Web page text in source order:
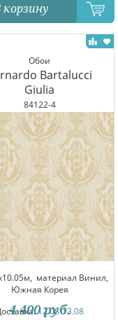
корзину
Обои
Bartalucci
Giulia
84122-4
материал Винил,
Южная Корея
12.08-13.08
4 400 руб.